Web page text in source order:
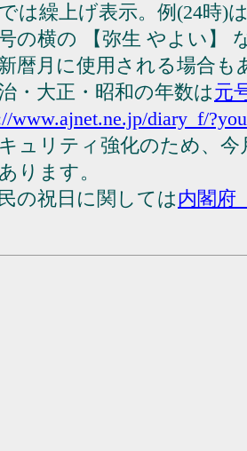
は繰上げ表示。例(24時)
の横の 【弥生 やよい】
暦月に使用される場合も
・大正・昭和の年数は元
www.ajnet.ne.jp/diary_f/
ュリティ強化のため、今
ります。
の祝日に関しては内閣府